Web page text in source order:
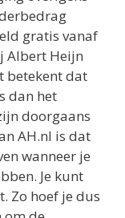
gratis vanaf
Albert Heijn
betekent dat
dan het
doorgaans
AH.nl is dat
wanneer je
Je kunt
Zo hoef je dus